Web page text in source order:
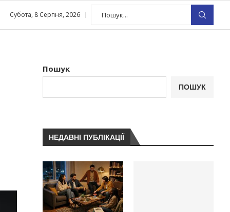
Субота, 8 Серпня, 2026
Пошук
ПОШУК
НЕДАВНІ ПУБЛІКАЦІЇ